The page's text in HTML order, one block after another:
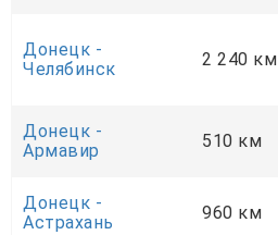
Донецк -
Челябинск
2 240 км
Донецк -
Армавир
510 км
Донецк -
Астрахань
960 км